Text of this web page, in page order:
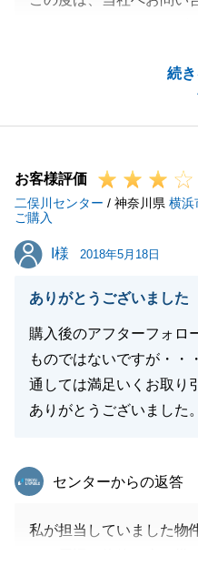
続
よりご満足いただけるよ
す。
お客様評価
二俣川センター / 神奈川県 横浜
ご購入
I様
I様 2018年5月18日
ありがとうございました
購入後のアフターフォロ
ものではないですが・・
通しては満足いくお取り
ありがとうございました。
東急リバブル
センターからの返答
私が担当していました